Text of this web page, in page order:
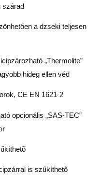
szárad
a dzseki teljesen
„Thermolite”
hideg ellen véd
CE EN 1621-2
opcionális „SAS-TEC”
is szűkíthető